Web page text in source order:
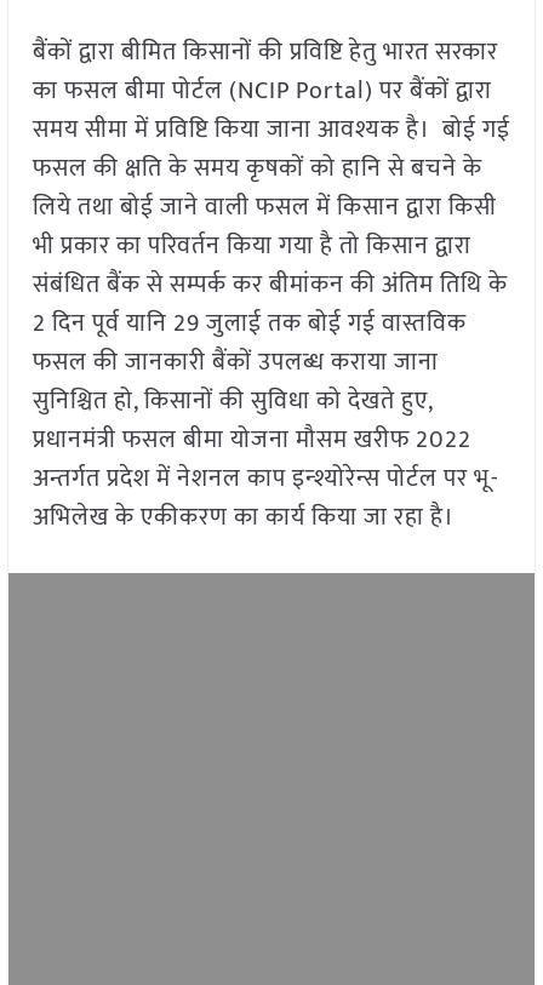
बैंकों द्वारा बीमित किसानों की प्रविष्टि हेतु भारत सरकार
का फसल बीमा पोर्टल (NCIP Portal) पर बैंकों द्वारा
समय सीमा में प्रविष्टि किया जाना आवश्यक है। बोई गई
फसल की क्षति के समय कृषकों को हानि से बचने के
लिये तथा बोई जाने वाली फसल में किसान द्वारा किसी
भी प्रकार का परिवर्तन किया गया है तो किसान द्वारा
संबंधित बैंक से सम्पर्क कर बीमांकन की अंतिम तिथि के
2 दिन पूर्व यानि 29 जुलाई तक बोई गई वास्तविक
फसल की जानकारी बैंकों उपलब्ध कराया जाना
सुनिश्चित हो, किसानों की सुविधा को देखते हुए,
प्रधानमंत्री फसल बीमा योजना मौसम खरीफ 2022
अन्तर्गत प्रदेश में नेशनल काप इन्श्योरेन्स पोर्टल पर भू-
अभिलेख के एकीकरण का कार्य किया जा रहा है।